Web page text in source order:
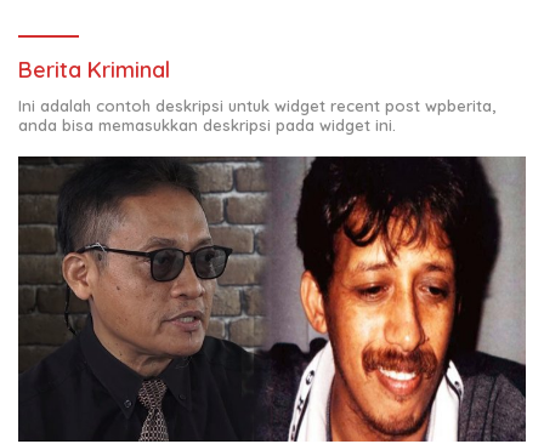
Berita Kriminal
Ini adalah contoh deskripsi untuk widget recent post wpberita,
anda bisa memasukkan deskripsi pada widget ini.